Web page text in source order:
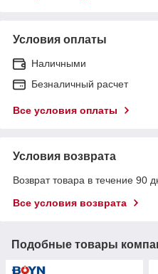
Условия оплаты
Наличными
Безналичный расчет
Все условия оплаты
Условия возврата
Возврат товара в течение 90
Все условия возврата
Подобные товары